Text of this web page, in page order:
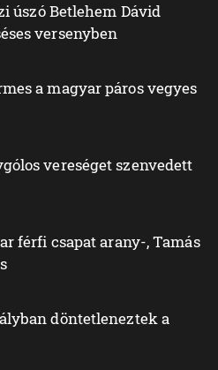
úszó Betlehem Dávid
versenyben
a magyar páros vegyes
vereséget szenvedett
férfi csapat arany-, Tamás
döntetleneztek a